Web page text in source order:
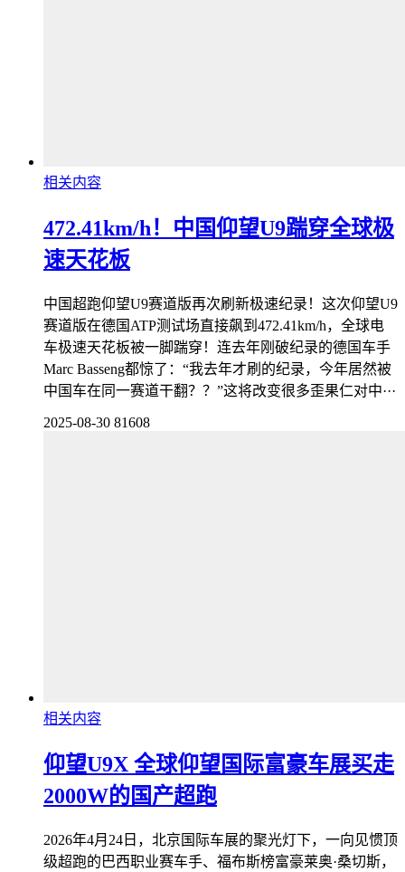
相关内容
472.41km/h！中国仰望U9踹穿全球极
速天花板
中国超跑仰望U9赛道版再次刷新极速纪录！这次仰望U9
赛道版在德国ATP测试场直接飙到472.41km/h，全球电
车极速天花板被一脚踹穿！连去年刚破纪录的德国车手
Marc Basseng都惊了：“我去年才刷的纪录，今年居然被
中国车在同一赛道干翻？？”这将改变很多歪果仁对中···
2025-08-30 81608
相关内容
仰望U9X 全球仰望国际富豪车展买走
2000W的国产超跑
2026年4月24日，北京国际车展的聚光灯下，一向见惯顶
级超跑的巴西职业赛车手、福布斯榜富豪莱奥·桑切斯，